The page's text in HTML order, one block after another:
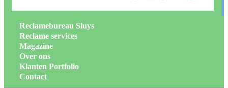
Reclamebureau Sluys
Reclame services
Magazine
Over ons
Klanten Portfolio
Contact